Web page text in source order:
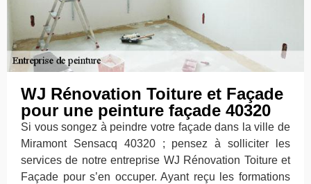
WJ Rénovation Toiture et Façade
pour une peinture façade 40320
Si vous songez à peindre votre façade dans la ville de
Miramont Sensacq 40320 ; pensez à solliciter les
services de notre entreprise WJ Rénovation Toiture et
Façade pour s’en occuper. Ayant reçu les formations